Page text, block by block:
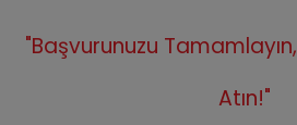
"Başvurunuzu Tamamlayın,
Atın!"